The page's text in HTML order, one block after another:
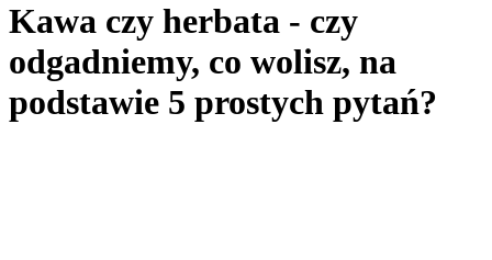
Kawa czy herbata - czy
odgadniemy, co wolisz, na
podstawie 5 prostych pytań?